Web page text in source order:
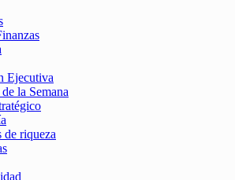
Ejecutiva
la Semana
de riqueza